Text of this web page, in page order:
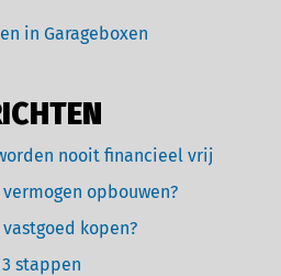
in Garageboxen
nooit financieel vrij
vermogen opbouwen?
vastgoed kopen?
stappen